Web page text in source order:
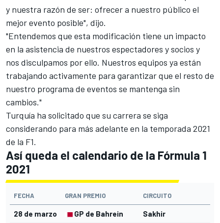
y nuestra razón de ser: ofrecer a nuestro público el
mejor evento posible", dijo.
"Entendemos que esta modificación tiene un impacto
en la asistencia de nuestros espectadores y socios y
nos disculpamos por ello. Nuestros equipos ya están
trabajando activamente para garantizar que el resto de
nuestro programa de eventos se mantenga sin
cambios."
Turquía ha solicitado que su carrera se siga
considerando para más adelante en la temporada 2021
de la F1.
Así queda el calendario de la Fórmula 1
2021
FECHA GRAN PREMIO CIRCUITO
28 de marzo GP de Bahrein Sakhir